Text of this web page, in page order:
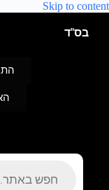
Skip to content
בס"ד